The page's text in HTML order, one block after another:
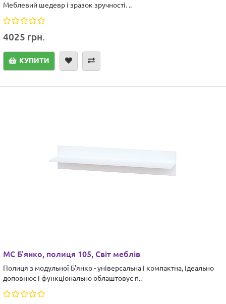
Меблевий шедевр і зразок зручності. ..
4025 грн.
КУПИТИ
МС Б'янко, полиця 105, Світ меблів
Полиця з модульної Б'янко - універсальна і компактна, ідеально
доповнює і функціонально облаштовує п..